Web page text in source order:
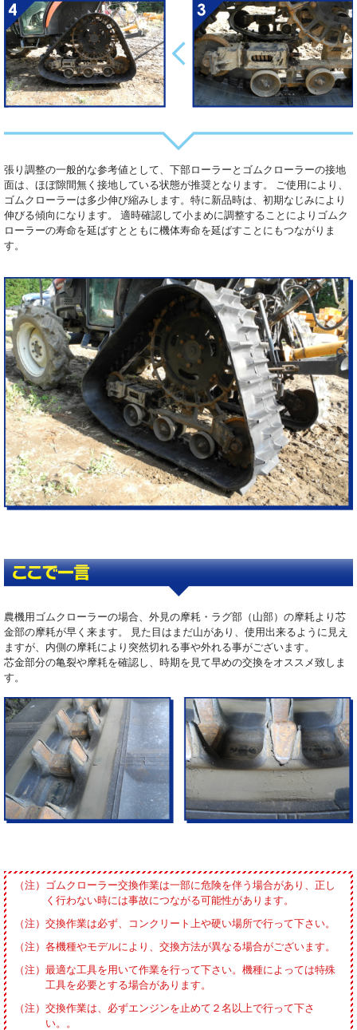
張り調整の一般的な参考値として、下部ローラーとゴムクローラーの接地
面は、ほぼ隙間無く接地している状態が推奨となります。 ご使用により、
ゴムクローラーは多少伸び縮みします。特に新品時は、初期なじみにより
伸びる傾向になります。 適時確認して小まめに調整することによりゴムク
ローラーの寿命を延ばすとともに機体寿命を延ばすことにもつながりま
す。
農機用ゴムクローラーの場合、外見の摩耗・ラグ部（山部）の摩耗より芯
金部の摩耗が早く来ます。 見た目はまだ山があり、使用出来るように見え
ますが、内側の摩耗により突然切れる事や外れる事がございます。
芯金部分の亀裂や摩耗を確認し、時期を見て早めの交換をオススメ致しま
す。
ゴムクローラー交換作業は一部に危険を伴う場合があり、正し
く行わない時には事故につながる可能性があります。
交換作業は必ず、コンクリート上や硬い場所で行って下さい。
各機種やモデルにより、交換方法が異なる場合がございます。
最適な工具を用いて作業を行って下さい。機種によっては特殊
工具を必要とする場合があります。
交換作業は、必ずエンジンを止めて２名以上で行って下さ
い。。